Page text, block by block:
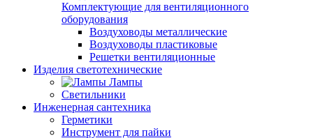
Комплектующие для вентиляционного
оборудования
Воздуховоды металлические
Воздуховоды пластиковые
Решетки вентиляционные
Изделия светотехнические
Лампы
Светильники
Инженерная сантехника
Герметики
Инструмент для пайки